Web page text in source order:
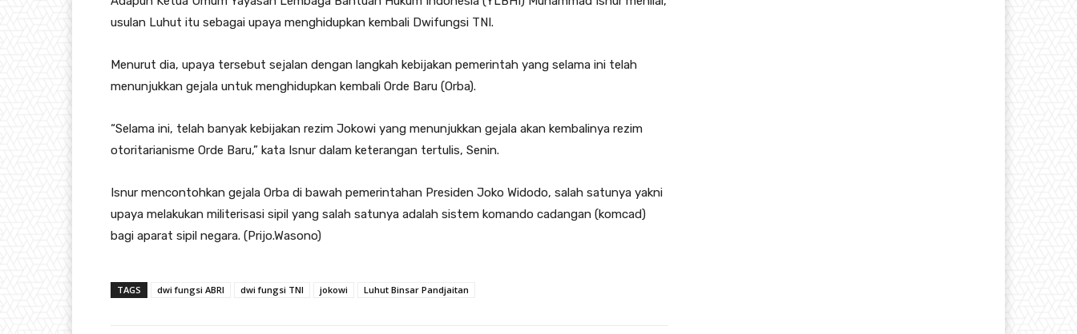
usulan Luhut itu sebagai upaya menghidupkan kembali Dwifungsi TNI.
Menurut dia, upaya tersebut sejalan dengan langkah kebijakan pemerintah yang selama ini telah
menunjukkan gejala untuk menghidupkan kembali Orde Baru (Orba).
“Selama ini, telah banyak kebijakan rezim Jokowi yang menunjukkan gejala akan kembalinya rezim
otoritarianisme Orde Baru,” kata Isnur dalam keterangan tertulis, Senin.
Isnur mencontohkan gejala Orba di bawah pemerintahan Presiden Joko Widodo, salah satunya yakni
upaya melakukan militerisasi sipil yang salah satunya adalah sistem komando cadangan (komcad)
bagi aparat sipil negara. (Prijo.Wasono)
TAGS dwi fungsi ABRI dwi fungsi TNI jokowi Luhut Binsar Pandjaitan